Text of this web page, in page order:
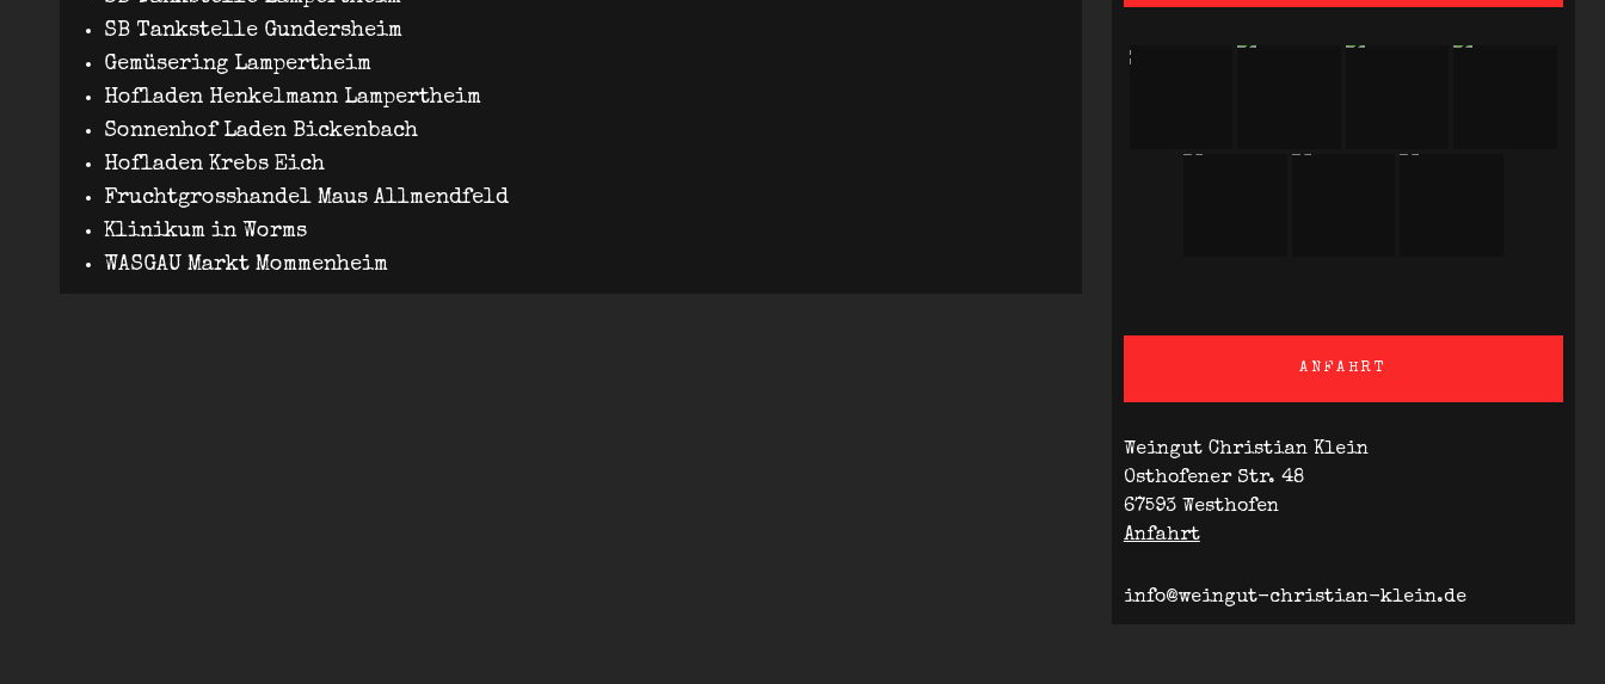
SB Tankstelle Gundersheim
Gemüsering Lampertheim
Hofladen Henkelmann Lampertheim
Sonnenhof Laden Bickenbach
Hofladen Krebs Eich
Fruchtgrosshandel Maus Allmendfeld
Klinikum in Worms
WASGAU Markt Mommenheim
ANFAHRT
Weingut Christian Klein
Osthofener Str. 48
67593 Westhofen
Anfahrt
info@weingut-christian-klein.de